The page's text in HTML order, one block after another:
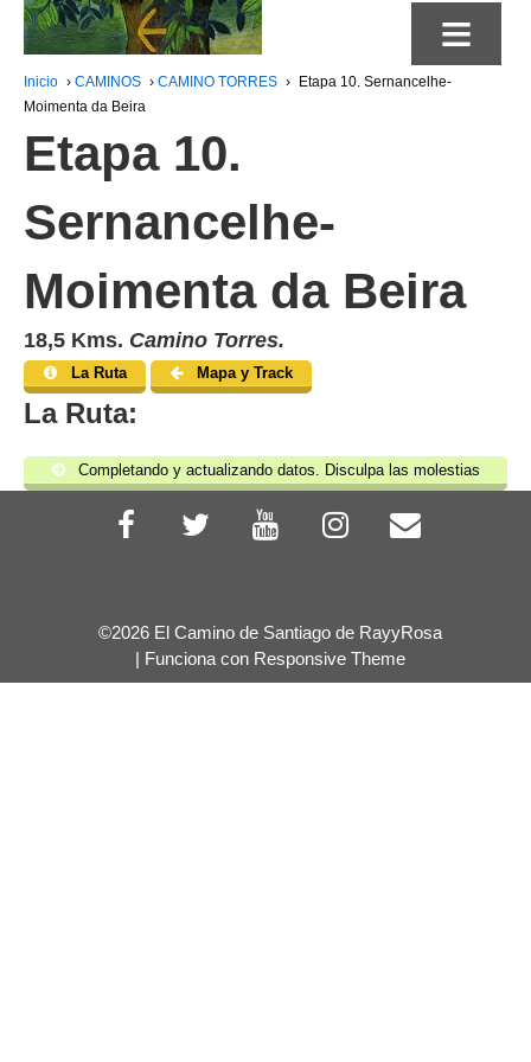
≡
Inicio › CAMINOS › CAMINO TORRES ›
Etapa 10. Sernancelhe-
Moimenta da Beira
Etapa 10.
Sernancelhe-
Moimenta da Beira
18,5 Kms. Camino Torres.
La Ruta Mapa y Track
La Ruta:
Completando y actualizando datos. Disculpa las molestias
©2026 El Camino de Santiago de RayyRosa
| Funciona con Responsive Theme